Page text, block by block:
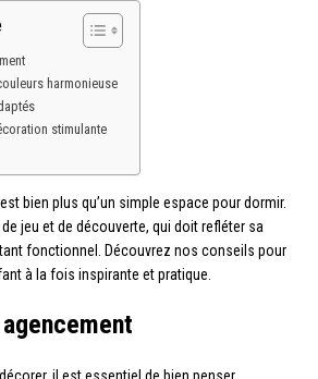
harmonieuse
stimulante
bien plus qu’un simple espace pour dormir.
de jeu et de découverte, qui doit refléter sa
fonctionnel. Découvrez nos conseils pour
à la fois inspirante et pratique.